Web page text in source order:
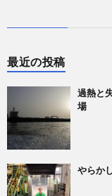
最近の投稿
過熱と
場
やらか